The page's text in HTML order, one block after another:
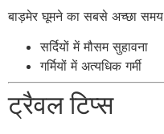
बाड़मेर घूमने का सबसे अच्छा समय
सर्दियों में मौसम सुहावना
गर्मियों में अत्यधिक गर्मी
ट्रैवल टिप्स